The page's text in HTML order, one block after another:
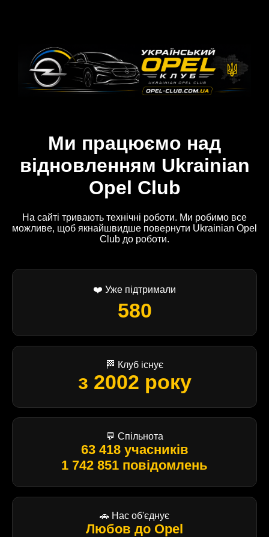
Ми працюємо над
відновленням Ukrainian
Opel Club
На сайті тривають технічні роботи. Ми робимо все
можливе, щоб якнайшвидше повернути Ukrainian Opel
Club до роботи.
❤️ Уже підтримали
580
🏁 Клуб існує
з 2002 року
💬 Спільнота
63 418 учасників
1 742 851 повідомлень
🚗 Нас об'єднує
Любов до Opel